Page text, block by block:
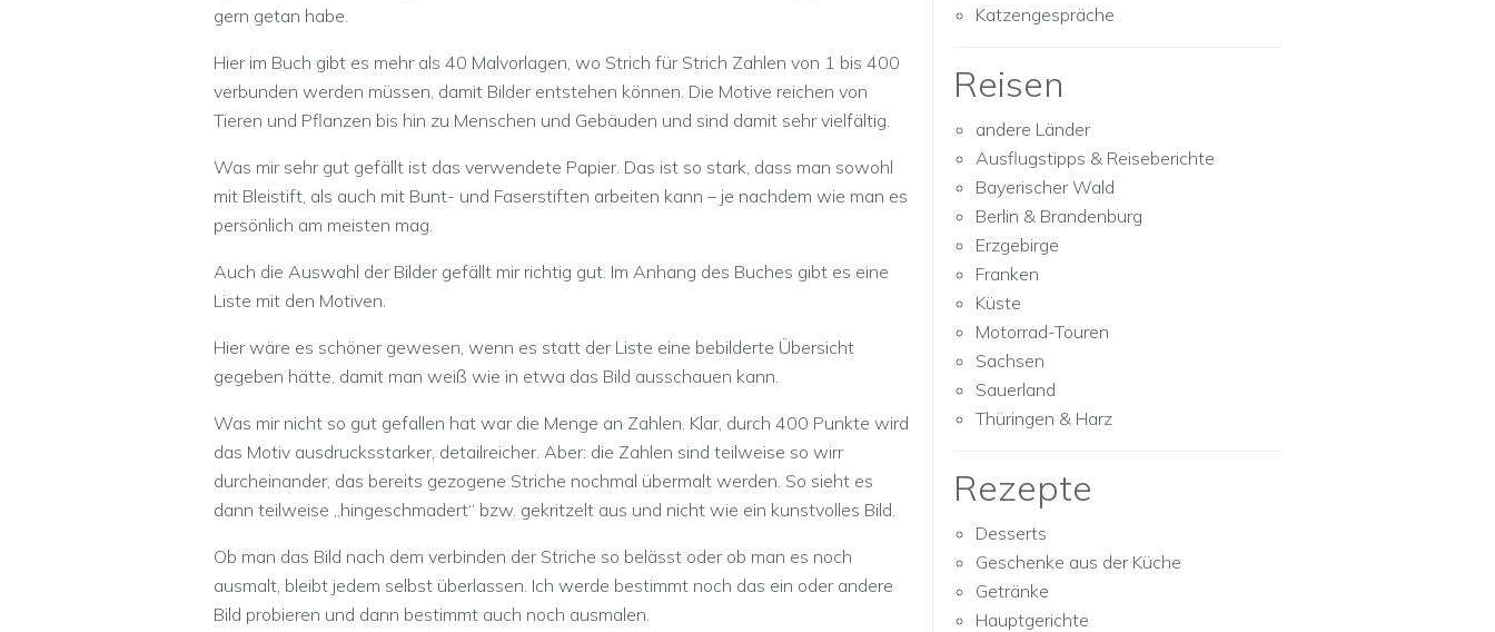
gern getan habe.
Hier im Buch gibt es mehr als 40 Malvorlagen, wo Strich für Strich Zahlen von 1 bis 400
verbunden werden müssen, damit Bilder entstehen können. Die Motive reichen von
Tieren und Pflanzen bis hin zu Menschen und Gebäuden und sind damit sehr vielfältig.
Was mir sehr gut gefällt ist das verwendete Papier. Das ist so stark, dass man sowohl
mit Bleistift, als auch mit Bunt- und Faserstiften arbeiten kann – je nachdem wie man es
persönlich am meisten mag.
Auch die Auswahl der Bilder gefällt mir richtig gut. Im Anhang des Buches gibt es eine
Liste mit den Motiven.
Hier wäre es schöner gewesen, wenn es statt der Liste eine bebilderte Übersicht
gegeben hätte, damit man weiß wie in etwa das Bild ausschauen kann.
Was mir nicht so gut gefallen hat war die Menge an Zahlen. Klar, durch 400 Punkte wird
das Motiv ausdrucksstarker, detailreicher. Aber: die Zahlen sind teilweise so wirr
durcheinander, das bereits gezogene Striche nochmal übermalt werden. So sieht es
dann teilweise „hingeschmadert“ bzw. gekritzelt aus und nicht wie ein kunstvolles Bild.
Ob man das Bild nach dem verbinden der Striche so belässt oder ob man es noch
ausmalt, bleibt jedem selbst überlassen. Ich werde bestimmt noch das ein oder andere
Bild probieren und dann bestimmt auch noch ausmalen.
Katzengespräche
Reisen
andere Länder
Ausflugstipps & Reiseberichte
Bayerischer Wald
Berlin & Brandenburg
Erzgebirge
Franken
Küste
Motorrad-Touren
Sachsen
Sauerland
Thüringen & Harz
Rezepte
Desserts
Geschenke aus der Küche
Getränke
Hauptgerichte